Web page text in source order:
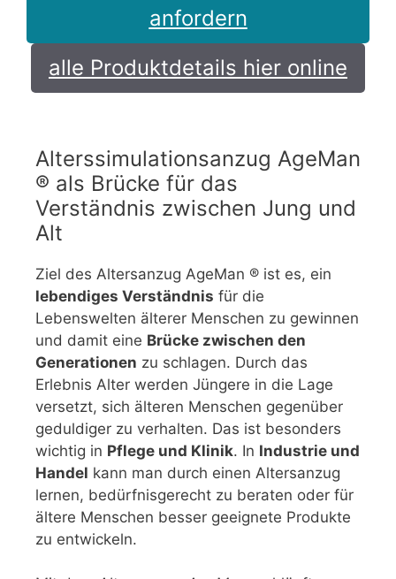
anfordern
alle Produktdetails hier online
Alterssimulationsanzug AgeMan
® als Brücke für das
Verständnis zwischen Jung und
Alt
Ziel des Altersanzug AgeMan ® ist es, ein
lebendiges Verständnis für die
Lebenswelten älterer Menschen zu gewinnen
und damit eine Brücke zwischen den
Generationen zu schlagen. Durch das
Erlebnis Alter werden Jüngere in die Lage
versetzt, sich älteren Menschen gegenüber
geduldiger zu verhalten. Das ist besonders
wichtig in Pflege und Klinik. In Industrie und
Handel kann man durch einen Altersanzug
lernen, bedürfnisgerecht zu beraten oder für
ältere Menschen besser geeignete Produkte
zu entwickeln.